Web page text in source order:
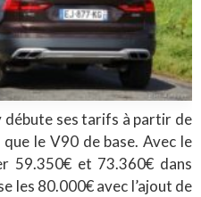
ses tarifs à partir de
le V90 de base. Avec le
59.350€ et 73.360€ dans
les 80.000€ avec l’ajout de